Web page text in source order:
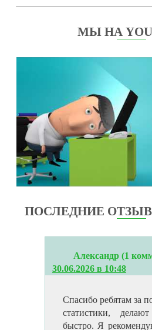
МЫ НА
ПОСЛЕДНИЕ
Александр (1
30.06.2026 в 10:48
Спасибо ребятам за
статистики,
быстро. Я